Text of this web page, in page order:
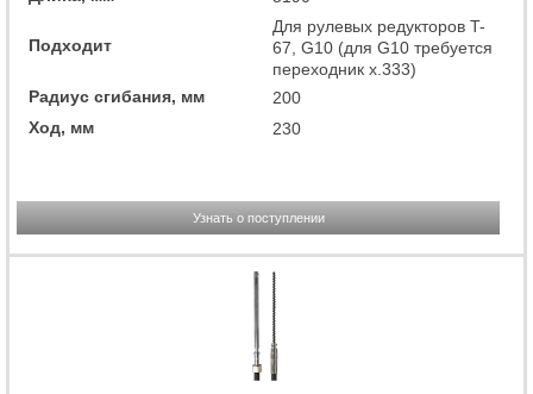
Подходит
Для рулевых редукторов T-
67, G10 (для G10 требуется
переходник x.333)
Радиус сгибания, мм
200
Ход, мм
230
Узнать о поступлении